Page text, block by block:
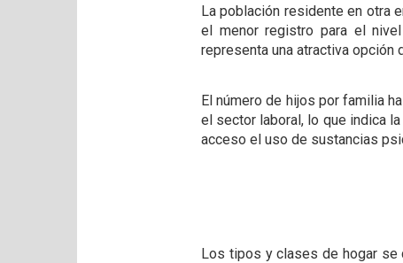
La población residente en otra
el menor registro para el
representa una atractiva opción
El número de hijos por familia
el sector laboral, lo que indica
acceso el uso de sustancias
Los tipos y clases de hogar se